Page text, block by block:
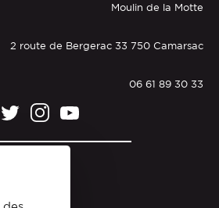
Moulin de la Motte
2 route de Bergerac 33 750 Camarsac
06 61 89 30 33